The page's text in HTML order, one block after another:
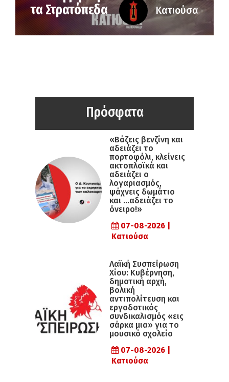
τα Στρατόπεδα
Κατιούσα
Πρόσφατα
«Βάζεις βενζίνη και
αδειάζει το
πορτοφόλι, κλείνεις
ακτοπλοϊκά και
αδειάζει ο
λογαριασμός,
ψάχνεις δωμάτιο
και …αδειάζει το
όνειρο!»
07-08-2026 |
Κατιούσα
Λαϊκή Συσπείρωση
Χίου: Κυβέρνηση,
δημοτική αρχή,
βολική
αντιπολίτευση και
εργοδοτικός
συνδικαλισμός «εις
σάρκα μια» για το
μουσικό σχολείο
07-08-2026 |
Κατιούσα